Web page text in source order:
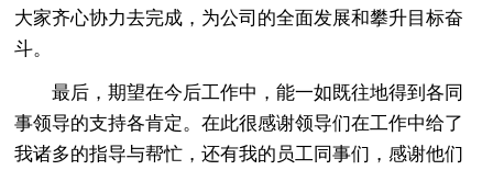
大家齐心协力去完成，为公司的全面发展和攀升目标奋
斗。
最后，期望在今后工作中，能一如既往地得到各同
事领导的支持各肯定。在此很感谢领导们在工作中给了
我诸多的指导与帮忙，还有我的员工同事们，感谢他们